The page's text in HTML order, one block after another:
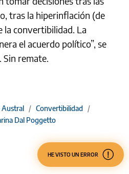
tras la hiperinflación (de
la convertibilidad. La
el acuerdo político”, se
remate.
Austral / Convertibilidad /
Dal Poggetto
HE VISTO UN ERROR